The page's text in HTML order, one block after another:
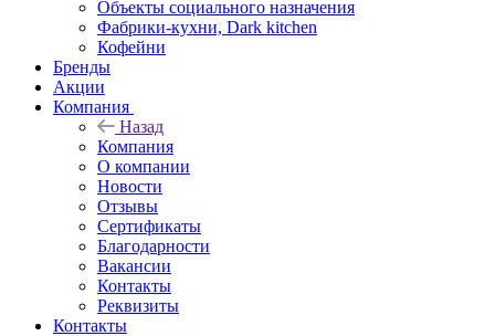
Объекты социального назначения
Фабрики-кухни, Dark kitchen
Кофейни
Бренды
Акции
Компания
Назад
Компания
О компании
Новости
Отзывы
Сертификаты
Благодарности
Вакансии
Контакты
Реквизиты
Контакты